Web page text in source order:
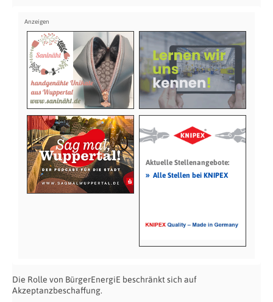
Aktuelle Stellenangebote:
» Alle Stellen bei KNIPEX
Die Rolle von BürgerEnergiE beschränkt sich auf
Akzeptanzbeschaffung.